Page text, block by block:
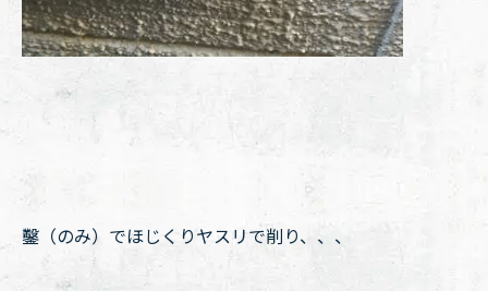
鑿（のみ）でほじくりヤスリで削り、、、